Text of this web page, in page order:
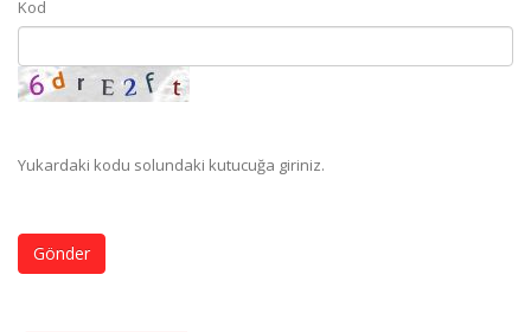
Kod
Yukardaki kodu solundaki kutucuğa giriniz.
Gönder